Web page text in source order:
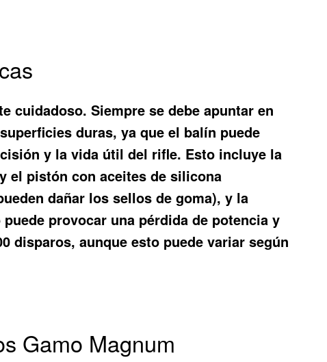
cuidadoso. Siempre se debe apuntar en
duras, ya que el balín puede
y la vida útil del rifle. Esto incluye la
el pistón con aceites de silicona
dañar los sellos de goma), y la
provocar una pérdida de potencia y
disparos, aunque esto puede variar según
Gamo Magnum